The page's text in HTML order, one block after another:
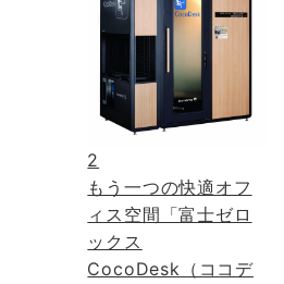
2
もう一つの快適オフ
ィス空間「富士ゼロ
ックス
CocoDesk（ココデ